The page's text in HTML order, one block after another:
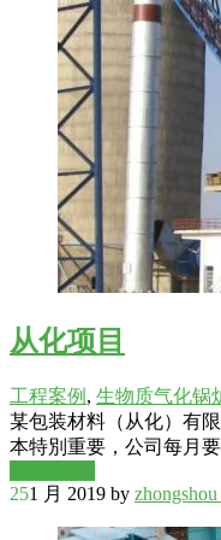
从化项目
工程案例 , 生物质气化锅
某包装材料（从化）有
本特別重要，公司每月
251 月 2019 by zhongshou